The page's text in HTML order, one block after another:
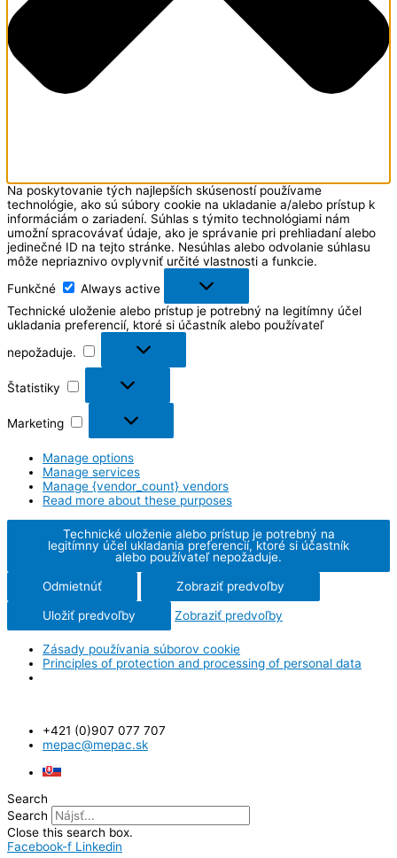
Na poskytovanie tých najlepších skúseností používame
technológie, ako sú súbory cookie na ukladanie a/alebo prístup k
informáciám o zariadení. Súhlas s týmito technológiami nám
umožní spracovávať údaje, ako je správanie pri prehliadaní alebo
jedinečné ID na tejto stránke. Nesúhlas alebo odvolanie súhlasu
môže nepriaznivo ovplyvniť určité vlastnosti a funkcie.
Funkčné
Always active
Technické uloženie alebo prístup je potrebný na legitímny účel
ukladania preferencií, ktoré si účastník alebo používateľ
nepožaduje.
Štatistiky
Marketing
Manage options
Manage services
Manage {vendor_count} vendors
Read more about these purposes
Technické uloženie alebo prístup je potrebný na
legitímny účel ukladania preferencií, ktoré si účastník
alebo používateľ nepožaduje.
Odmietnúť Zobraziť predvoľby
Uložiť predvoľby Zobraziť predvoľby
Zásady používania súborov cookie
Principles of protection and processing of personal data
+421 (0)907 077 707
mepac@mepac.sk
Search
Search
Close this search box.
Facebook-f Linkedin